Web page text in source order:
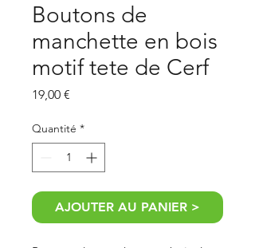
Boutons de
manchette en bois
motif tete de Cerf
19,00 €
Quantité *
AJOUTER AU PANIER >